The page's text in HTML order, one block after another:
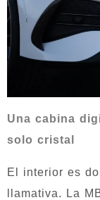
Una cabina
solo cristal
El interior es
llamativa. La